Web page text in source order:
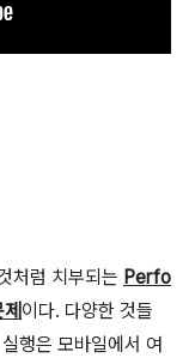
처럼 치부되는 Perfo
이다. 다양한 것들
행은 모바일에서 여